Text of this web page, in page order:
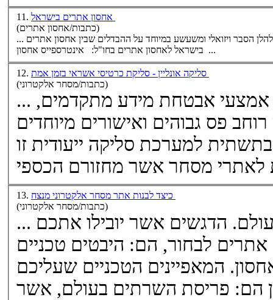
11.
(כתבות/אחסון אתרים)
מקומית בישראל. להלן הסבר ויזואלי ומשעשע במיוחד על ההבדלים שבין אחסון אתרים
בישראל לאחסון אתרים בחו"ל: אינטרספייס אחסון ...
12.
(כתבות/מסחר אלקטרוני)
אמצעי אבטחת מידע מתקדמים,
רוחב פס גבוהים ואישורים מיוחדים
למערכת סליקה ייעודית זו
13.
(כתבות/מסחר אלקטרוני)
... לקהל הגולשים מרחבי העולם. הדגשים אשר יובילו אתכם
לבחור, הם: היבטים טכניים
וערך מוסף, אשר מספק ספק האחסון. המאפיינים הטכניים שעליכם
פריסת ה
שרתים